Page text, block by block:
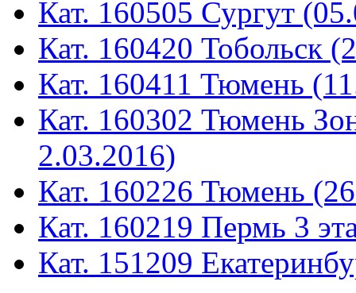
Кат. 160505 Сургут
Кат. 160420 Тобольск
Кат. 160411 Тюмень
Кат. 160302 Тюмень
2.03.2016)
Кат. 160226 Тюмень
Кат. 160219 Пермь 3
Кат. 151209